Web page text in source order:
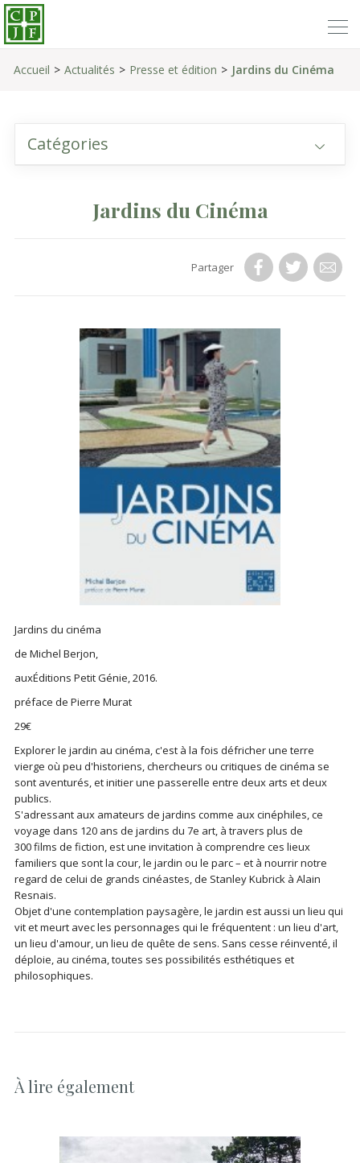
Accueil Actualités Presse et édition Jardins du Cinéma
Catégories
Jardins du Cinéma
Partager
Jardins du cinéma
de Michel Berjon,
auxÉditions Petit Génie, 2016.
préface de Pierre Murat
29€
Explorer le jardin au cinéma, c'est à la fois défricher une terre
vierge où peu d'historiens, chercheurs ou critiques de cinéma se
sont aventurés, et initier une passerelle entre deux arts et deux
publics.
S'adressant aux amateurs de jardins comme aux cinéphiles, ce
voyage dans 120 ans de jardins du 7e art, à travers plus de
300 films de fiction, est une invitation à comprendre ces lieux
familiers que sont la cour, le jardin ou le parc – et à nourrir notre
regard de celui de grands cinéastes, de Stanley Kubrick à Alain
Resnais.
Objet d'une contemplation paysagère, le jardin est aussi un lieu qui
vit et meurt avec les personnages qui le fréquentent : un lieu d'art,
un lieu d'amour, un lieu de quête de sens. Sans cesse réinventé, il
déploie, au cinéma, toutes ses possibilités esthétiques et
philosophiques.
À lire également